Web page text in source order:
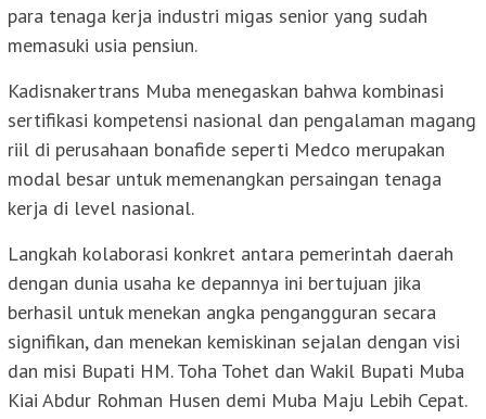
para tenaga kerja industri migas senior yang sudah
memasuki usia pensiun.
Kadisnakertrans Muba menegaskan bahwa kombinasi
sertifikasi kompetensi nasional dan pengalaman magang
riil di perusahaan bonafide seperti Medco merupakan
modal besar untuk memenangkan persaingan tenaga
kerja di level nasional.
Langkah kolaborasi konkret antara pemerintah daerah
dengan dunia usaha ke depannya ini bertujuan jika
berhasil untuk menekan angka pengangguran secara
signifikan, dan menekan kemiskinan sejalan dengan visi
dan misi Bupati HM. Toha Tohet dan Wakil Bupati Muba
Kiai Abdur Rohman Husen demi Muba Maju Lebih Cepat.